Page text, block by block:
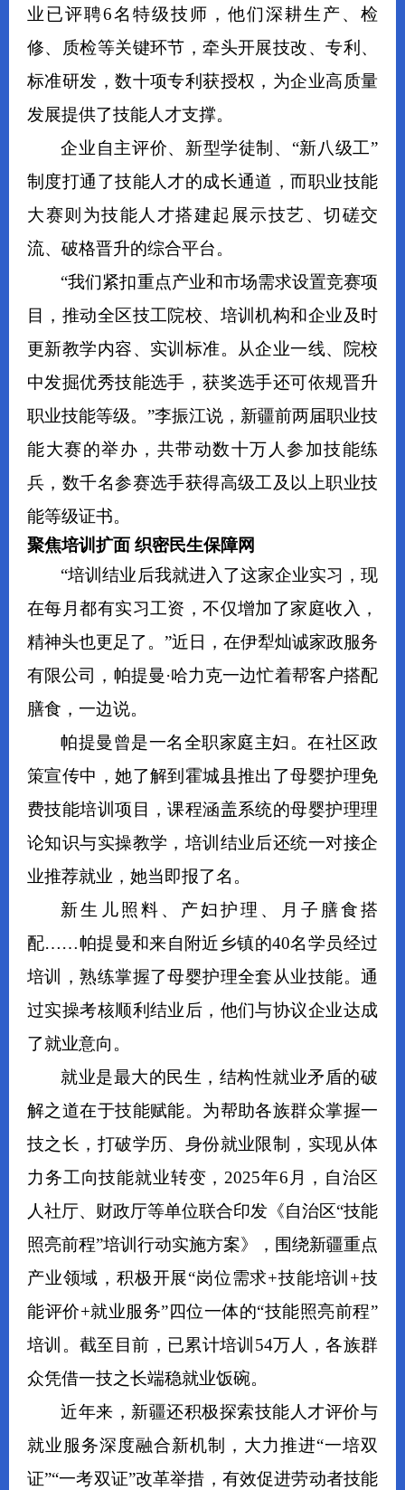
业已评聘6名特级技师，他们深耕生产、检
修、质检等关键环节，牵头开展技改、专利、
标准研发，数十项专利获授权，为企业高质量
发展提供了技能人才支撑。
企业自主评价、新型学徒制、“新八级工”
制度打通了技能人才的成长通道，而职业技能
大赛则为技能人才搭建起展示技艺、切磋交
流、破格晋升的综合平台。
“我们紧扣重点产业和市场需求设置竞赛项
目，推动全区技工院校、培训机构和企业及时
更新教学内容、实训标准。从企业一线、院校
中发掘优秀技能选手，获奖选手还可依规晋升
职业技能等级。”李振江说，新疆前两届职业技
能大赛的举办，共带动数十万人参加技能练
兵，数千名参赛选手获得高级工及以上职业技
能等级证书。
聚焦培训扩面 织密民生保障网
“培训结业后我就进入了这家企业实习，现
在每月都有实习工资，不仅增加了家庭收入，
精神头也更足了。”近日，在伊犁灿诚家政服务
有限公司，帕提曼·哈力克一边忙着帮客户搭配
膳食，一边说。
帕提曼曾是一名全职家庭主妇。在社区政
策宣传中，她了解到霍城县推出了母婴护理免
费技能培训项目，课程涵盖系统的母婴护理理
论知识与实操教学，培训结业后还统一对接企
业推荐就业，她当即报了名。
新生儿照料、产妇护理、月子膳食搭
配……帕提曼和来自附近乡镇的40名学员经过
培训，熟练掌握了母婴护理全套从业技能。通
过实操考核顺利结业后，他们与协议企业达成
了就业意向。
就业是最大的民生，结构性就业矛盾的破
解之道在于技能赋能。为帮助各族群众掌握一
技之长，打破学历、身份就业限制，实现从体
力务工向技能就业转变，2025年6月，自治区
人社厅、财政厅等单位联合印发《自治区“技能
照亮前程”培训行动实施方案》，围绕新疆重点
产业领域，积极开展“岗位需求+技能培训+技
能评价+就业服务”四位一体的“技能照亮前程”
培训。截至目前，已累计培训54万人，各族群
众凭借一技之长端稳就业饭碗。
近年来，新疆还积极探索技能人才评价与
就业服务深度融合新机制，大力推进“一培双
证”“一考双证”改革举措，有效促进劳动者技能